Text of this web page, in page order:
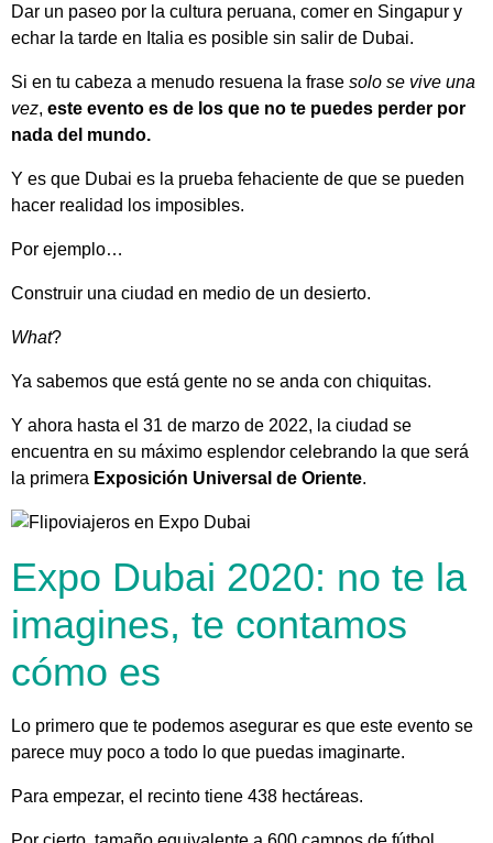
Dar un paseo por la cultura peruana, comer en Singapur y
echar la tarde en Italia es posible sin salir de Dubai.
Si en tu cabeza a menudo resuena la frase solo se vive una
vez, este evento es de los que no te puedes perder por
nada del mundo.
Y es que Dubai es la prueba fehaciente de que se pueden
hacer realidad los imposibles.
Por ejemplo…
Construir una ciudad en medio de un desierto.
What?
Ya sabemos que está gente no se anda con chiquitas.
Y ahora hasta el 31 de marzo de 2022, la ciudad se
encuentra en su máximo esplendor celebrando la que será
la primera Exposición Universal de Oriente.
Expo Dubai 2020: no te la
imagines, te contamos
cómo es
Lo primero que te podemos asegurar es que este evento se
parece muy poco a todo lo que puedas imaginarte.
Para empezar, el recinto tiene 438 hectáreas.